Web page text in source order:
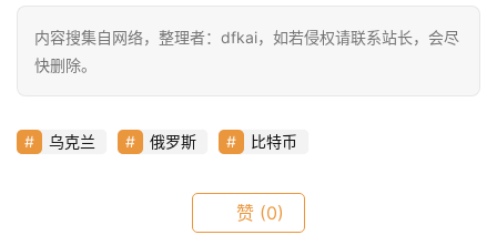
仰
a
h
内容搜集自网络，整理者：dfkai，如若侵权请联系站长，会尽
快删除。
乌克兰 俄罗斯 比特币
赞 (0)